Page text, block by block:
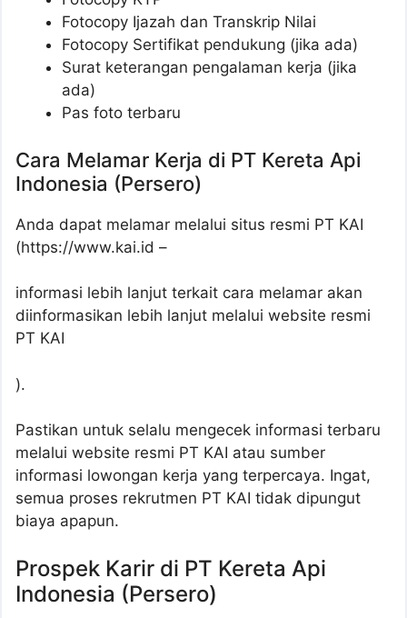
Fotocopy Ijazah dan Transkrip Nilai
Fotocopy Sertifikat pendukung (jika ada)
Surat keterangan pengalaman kerja (jika
ada)
Pas foto terbaru
Cara Melamar Kerja di PT Kereta Api
Indonesia (Persero)
Anda dapat melamar melalui situs resmi PT KAI
(https://www.kai.id –
informasi lebih lanjut terkait cara melamar akan
diinformasikan lebih lanjut melalui website resmi
PT KAI
).
Pastikan untuk selalu mengecek informasi terbaru
melalui website resmi PT KAI atau sumber
informasi lowongan kerja yang terpercaya. Ingat,
semua proses rekrutmen PT KAI tidak dipungut
biaya apapun.
Prospek Karir di PT Kereta Api
Indonesia (Persero)